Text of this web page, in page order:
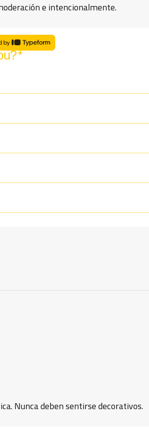
e intencionalmente.
Nunca deben sentirse decorativos.